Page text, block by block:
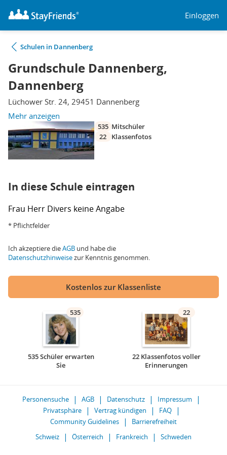
Einloggen
Schulen in Dannenberg
Grundschule Dannenberg,
Dannenberg
Lüchower Str. 24, 29451 Dannenberg
Mehr anzeigen
535 Mitschüler
22
Klassenfotos
In diese Schule eintragen
Frau Herr Divers keine Angabe
* Pflichtfelder
Ich akzeptiere dieAGB und habe die
Datenschutzhinweisezur Kenntnis genommen.
Kostenlos zur Klassenliste
535
535 Schüler erwarten
Sie
22
22 Klassenfotos voller
Erinnerungen
Personensuche AGB Datenschutz
Impressum
Privatsphäre
Vertrag kündigen
FAQ
Community Guidelines
Barrierefreiheit
Schweiz
Österreich Frankreich Schweden